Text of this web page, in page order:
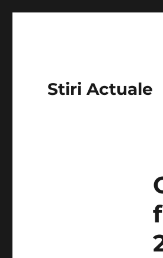
Stiri Actuale